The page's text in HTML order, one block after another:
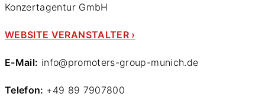
Konzertagentur GmbH
WEBSITE VERANSTALTER ›
E-Mail: info@promoters-group-munich.de
Telefon: +49 89 7907800